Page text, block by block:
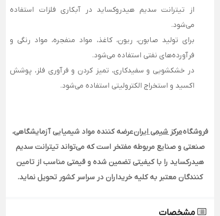
از تیترانت سدیم هیدروکساید در آبکاری فلزات استفاده
می‌شود.
برای تولید صابون، ریون، کاغذ، مواد منفجره، مواد رنگی و
فرآورده‌های نفتی استفاده می‌شود.
در خشکشویی و سفیدکاری، تمیز کردن و فرآوری فلز، پوشش
اکسید و استخراج الکترولیتی استفاده می‌شود.
فروشگاهمرکز شیمی ایرانعرضه کننده مواد شیمیایی آزمایشگاهی،
صنعتی و صنایع مربوطه مفتخر است که می‌تواند تیترانت سدیم
هیدرکساید را با کیفیتی تضمین شده و قیمتی مناسب از تامین
کنندگان معتبر به کلیه خریداران در سراسر کشور تحویل نماید.
مشخصات